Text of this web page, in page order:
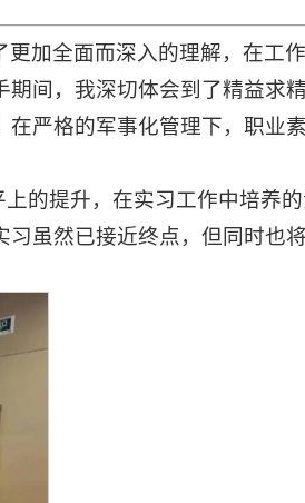
加全面而深入的理解，在工
间，我深切体会到了精益求精
严格的军事化管理下，职业
的提升，在实习工作中培养
虽然已接近终点，但同时也